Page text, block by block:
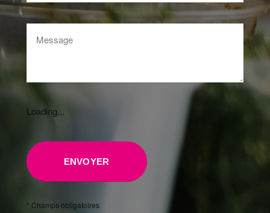
Loading...
* Champs obligatoires